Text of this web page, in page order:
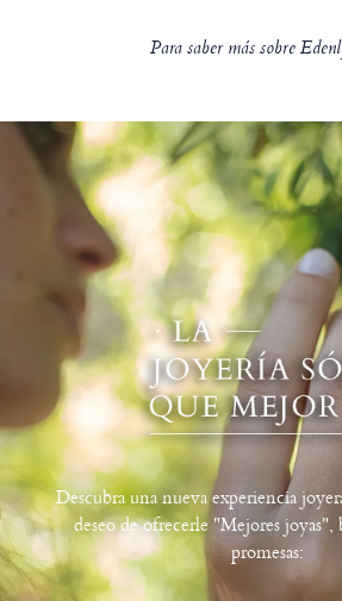
Para saber más sobre
Descubra una nueva experiencia
deseo de ofrecerle "Mejores joyas",
promesas: